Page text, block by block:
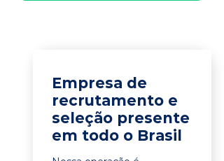
Empresa de
recrutamento e
seleção presente
em todo o Brasil